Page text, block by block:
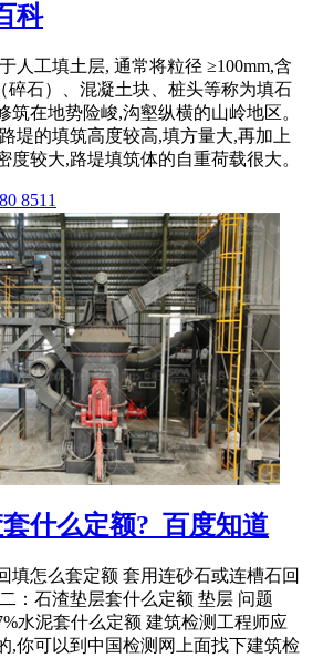
科
人工填土层, 通常将粒径 ≥100mm,含
碎石）、混凝土块、桩头等称为填石
筑在地势险峻,沟壑纵横的山岭地区。
堤的填筑高度较高,填方量大,再加上
度较大,路堤填筑体的自重荷载很大。
8511
什么定额?_百度知道
填怎么套定额 套用连砂石或连槽石回
：石渣垫层套什么定额 垫层 问题
水泥套什么定额 建筑检测工程师应
,你可以到中国检测网上面找下建筑检